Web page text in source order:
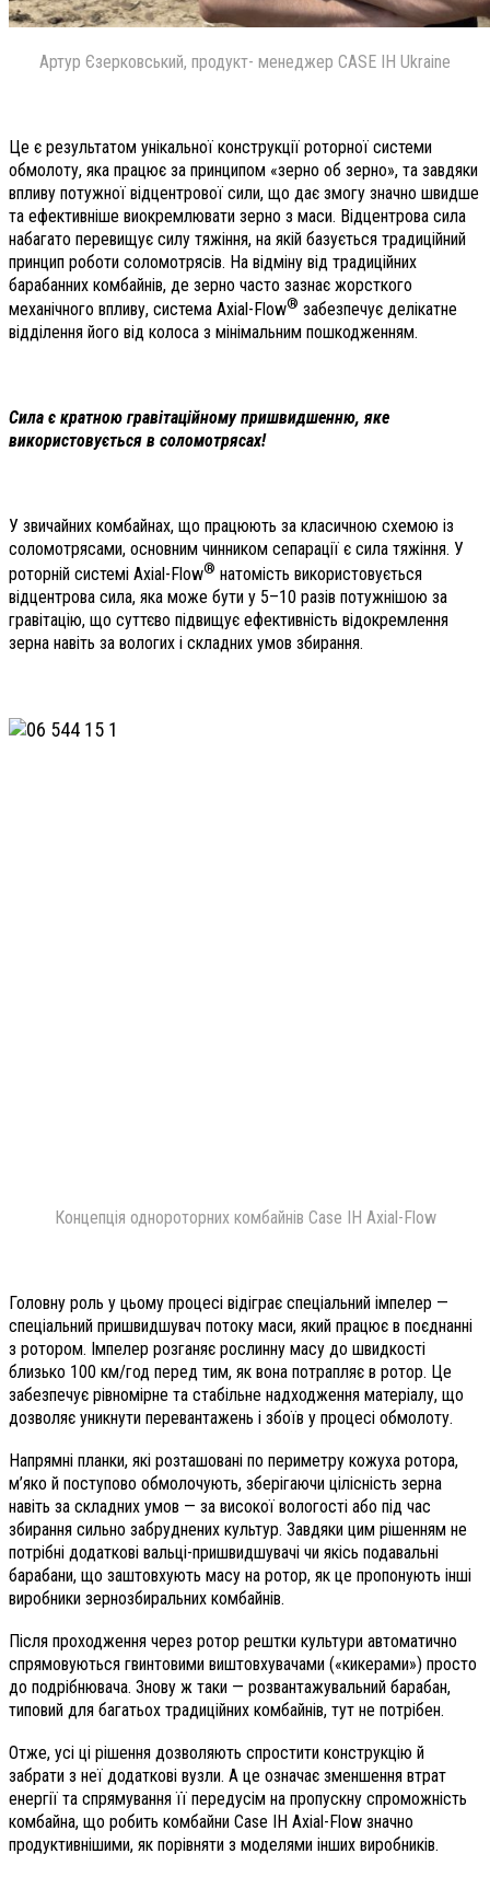
Артур Єзерковський, продукт- менеджер CASE IH Ukraine
Це є результатом унікальної конструкції роторної системи
обмолоту, яка працює за принципом «зерно об зерно», та завдяки
впливу потужної відцентрової сили, що дає змогу значно швидше
та ефективніше виокремлювати зерно з маси. Відцентрова сила
набагато перевищує силу тяжіння, на якій базується традиційний
принцип роботи соломотрясів. На відміну від традиційних
барабанних комбайнів, де зерно часто зазнає жорсткого
механічного впливу, система Axial-Flow® забезпечує делікатне
відділення його від колоса з мінімальним пошкодженням.
Сила є кратною гравітаційному пришвидшенню, яке
використовується в соломотрясах!
У звичайних комбайнах, що працюють за класичною схемою із
соломотрясами, основним чинником сепарації є сила тяжіння. У
роторній системі Axial-Flow® натомість використовується
відцентрова сила, яка може бути у 5–10 разів потужнішою за
гравітацію, що суттєво підвищує ефективність відокремлення
зерна навіть за вологих і складних умов збирання.
Концепція однороторних комбайнів Case IH Axial-Flow
Головну роль у цьому процесі відіграє спеціальний імпелер —
спеціальний пришвидшувач потоку маси, який працює в поєднанні
з ротором. Імпелер розганяє рослинну масу до швидкості
близько 100 км/год перед тим, як вона потрапляє в ротор. Це
забезпечує рівномірне та стабільне надходження матеріалу, що
дозволяє уникнути перевантажень і збоїв у процесі обмолоту.
Напрямні планки, які розташовані по периметру кожуха ротора,
м’яко й поступово обмолочують, зберігаючи цілісність зерна
навіть за складних умов — за високої вологості або під час
збирання сильно забруднених культур. Завдяки цим рішенням не
потрібні додаткові вальці-пришвидшувачі чи якісь подавальні
барабани, що заштовхують масу на ротор, як це пропонують інші
виробники зернозбиральних комбайнів.
Після проходження через ротор рештки культури автоматично
спрямовуються гвинтовими виштовхувачами («кикерами») просто
до подрібнювача. Знову ж таки — розвантажувальний барабан,
типовий для багатьох традиційних комбайнів, тут не потрібен.
Отже, усі ці рішення дозволяють спростити конструкцію й
забрати з неї додаткові вузли. А це означає зменшення втрат
енергії та спрямування її передусім на пропускну спроможність
комбайна, що робить комбайни Case IH Axial-Flow значно
продуктивнішими, як порівняти з моделями інших виробників.